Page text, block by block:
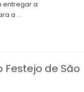
entregar a
a …
de São